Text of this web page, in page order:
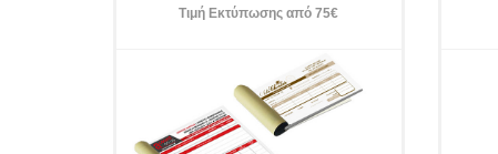
Τιμή Εκτύπωσης από 75€